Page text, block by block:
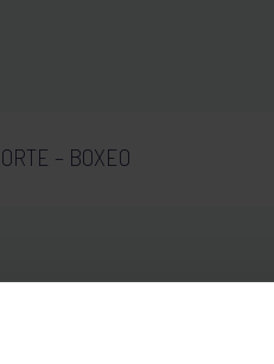
– BOXEO